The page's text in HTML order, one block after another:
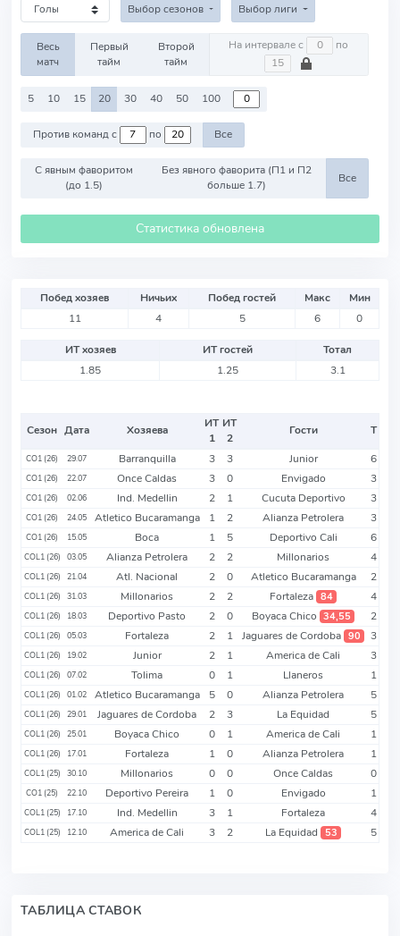
Выбор сезонов Выбор лиги
Весь
матч
Первый
тайм
Второй
тайм
На интервале с по
5 10 15 20 30 40 50 100
Против команд с по Все
С явным фаворитом
(до 1.5)
Без явного фаворита (П1 и П2
больше 1.7)
Все
Статистика обновлена
Побед хозяев Ничьих Побед гостей Макс
Мин
11
4 5 6 0
ИТ хозяев ИТ гостей
Тотал
1.85
1.25 3.1
Сезон Дата Хозяева
ИТ
1
ИТ
2
Гости Т
CO1 (26) 29.07 Barranquilla 3 3 Junior 6
CO1 (26) 22.07 Once Caldas 3 0 Envigado 3
CO1 (26) 02.06 Ind. Medellin 2 1 Cucuta Deportivo 3
CO1 (26) 24.05 Atletico Bucaramanga 1 2 Alianza Petrolera 3
CO1 (26) 15.05 Boca 1 5 Deportivo Cali 6
COL1 (26) 03.05 Alianza Petrolera 2 2 Millonarios 4
COL1 (26) 21.04 Atl. Nacional 2 0 Atletico Bucaramanga 2
COL1 (26) 31.03 Millonarios 2 2 Fortaleza 84 4
COL1 (26) 18.03 Deportivo Pasto 2 0 Boyaca Chico 34,55 2
COL1 (26) 05.03 Fortaleza 2 1 Jaguares de Cordoba 90 3
COL1 (26) 19.02 Junior 2 1 America de Cali 3
COL1 (26) 07.02 Tolima 0 1 Llaneros 1
COL1 (26) 01.02 Atletico Bucaramanga 5 0 Alianza Petrolera 5
COL1 (26) 29.01 Jaguares de Cordoba 2 3 La Equidad 5
COL1 (26) 25.01 Boyaca Chico 0 1 America de Cali 1
COL1 (26) 17.01 Fortaleza 1 0 Alianza Petrolera 1
COL1 (25) 30.10 Millonarios 0 0 Once Caldas 0
CO1 (25) 22.10 Deportivo Pereira 1 0 Envigado 1
COL1 (25) 17.10 Ind. Medellin 3 1 Fortaleza 4
COL1 (25) 12.10 America de Cali 3 2 La Equidad 53 5
ТАБЛИЦА СТАВОК